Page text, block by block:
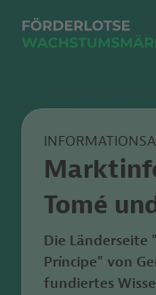
Tomé
Die Länderseite
Príncipe" von
fundiertes